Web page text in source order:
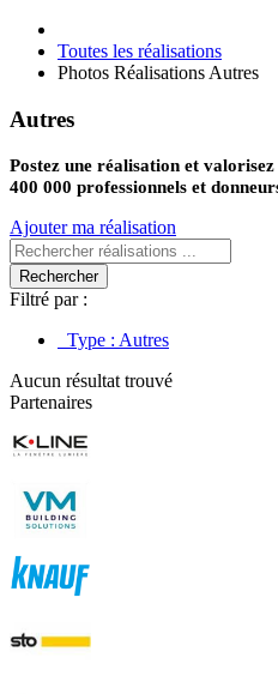
Toutes les réalisations
Photos Réalisations Autres
Autres
Postez une réalisation et
400 000 professionnels et
Ajouter ma réalisation
Rechercher
Filtré par :
Type : Autres
Aucun résultat trouvé
Partenaires